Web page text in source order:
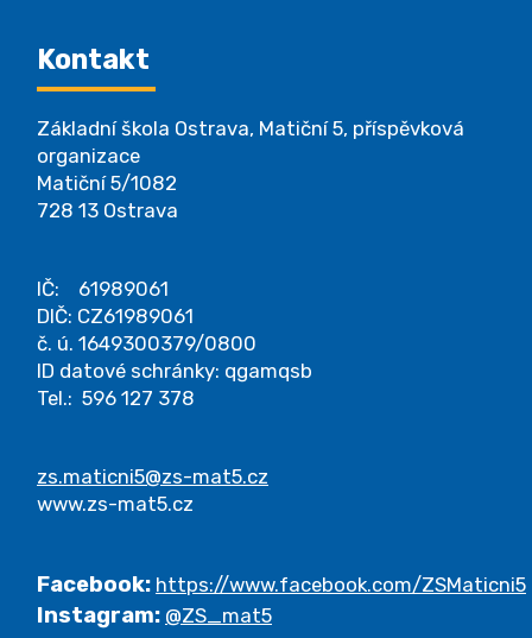
Kontakt
Základní škola Ostrava, Matiční 5, příspěvková
organizace
Matiční 5/1082
728 13 Ostrava
IČ: 61989061
DIČ: CZ61989061
č. ú. 1649300379/0800
ID datové schránky: qgamqsb
Tel.: 596 127 378
zs.maticni5@zs-mat5.cz
www.zs-mat5.cz
Facebook: https://www.facebook.com/ZSMaticni5
Instagram: @ZS_mat5